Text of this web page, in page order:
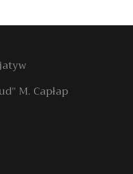
M. Capłap